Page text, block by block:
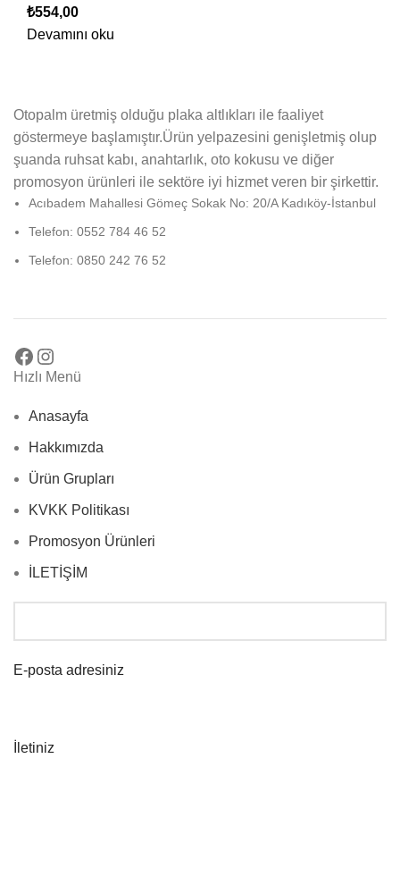
₺554,00
Devamını oku
Otopalm üretmiş olduğu plaka altlıkları ile faaliyet
göstermeye başlamıştır.Ürün yelpazesini genişletmiş olup
şuanda ruhsat kabı, anahtarlık, oto kokusu ve diğer
promosyon ürünleri ile sektöre iyi hizmet veren bir şirkettir.
Acıbadem Mahallesi Gömeç Sokak No: 20/A Kadıköy-İstanbul
Telefon: 0552 784 46 52
Telefon: 0850 242 76 52
Hızlı Menü
Anasayfa
Hakkımızda
Ürün Grupları
KVKK Politikası
Promosyon Ürünleri
İLETİŞİM
E-posta adresiniz
İletiniz